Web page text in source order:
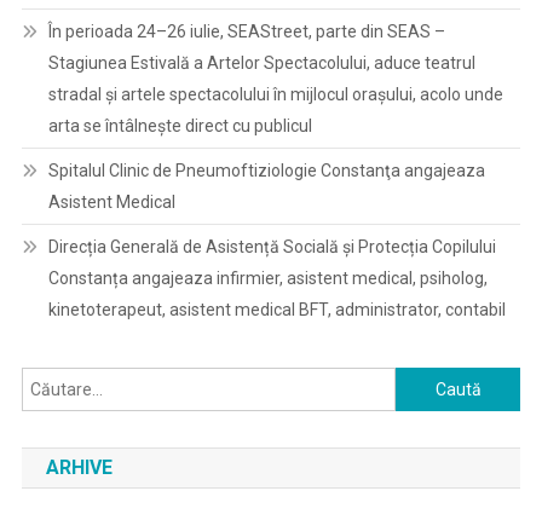
În perioada 24–26 iulie, SEAStreet, parte din SEAS –
Stagiunea Estivală a Artelor Spectacolului, aduce teatrul
stradal și artele spectacolului în mijlocul orașului, acolo unde
arta se întâlnește direct cu publicul
Spitalul Clinic de Pneumoftiziologie Constanţa angajeaza
Asistent Medical
Direcția Generală de Asistență Socială și Protecția Copilului
Constanța angajeaza infirmier, asistent medical, psiholog,
kinetoterapeut, asistent medical BFT, administrator, contabil
Caută
după:
ARHIVE